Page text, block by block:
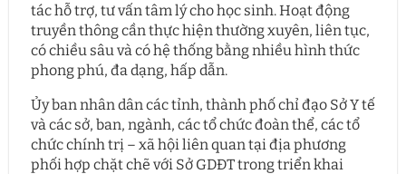
tác hỗ trợ, tư vấn tâm lý cho học sinh. Hoạt động
truyền thông cần thực hiện thường xuyên, liên tục,
có chiều sâu và có hệ thống bằng nhiều hình thức
phong phú, đa dạng, hấp dẫn.
Ủy ban nhân dân các tỉnh, thành phố chỉ đạo Sở Y tế
và các sở, ban, ngành, các tổ chức đoàn thể, các tổ
chức chính trị – xã hội liên quan tại địa phương
phối hợp chặt chẽ với Sở GDĐT trong triển khai